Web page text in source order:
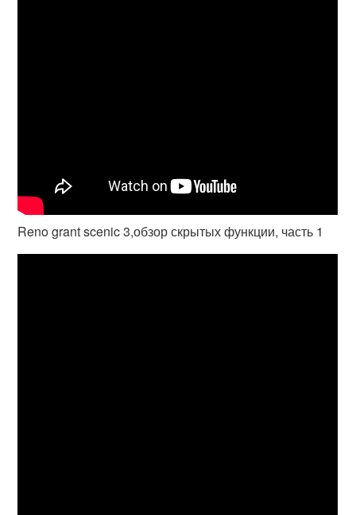
Reno grant scenic 3,обзор скрытых функции, часть 1